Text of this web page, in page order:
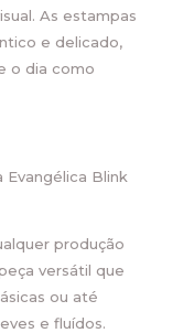
As estampas
e delicado,
o dia como
produção
versátil que
ou até
e fluídos.